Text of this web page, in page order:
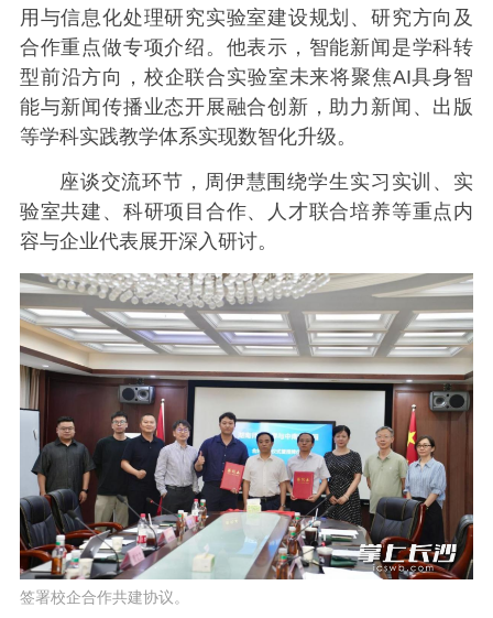
用与信息化处理研究实验室建设规划、研究方向及
合作重点做专项介绍。他表示，智能新闻是学科转
型前沿方向，校企联合实验室未来将聚焦AI具身智
能与新闻传播业态开展融合创新，助力新闻、出版
等学科实践教学体系实现数智化升级。
座谈交流环节，周伊慧围绕学生实习实训、实
验室共建、科研项目合作、人才联合培养等重点内
容与企业代表展开深入研讨。
签署校企合作共建协议。